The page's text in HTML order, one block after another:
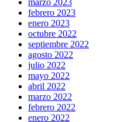
febrero 2023
enero 2023
octubre 2022
septiembre 2022
agosto 2022
julio 2022
mayo 2022
abril 2022
marzo 2022
febrero 2022
enero 2022